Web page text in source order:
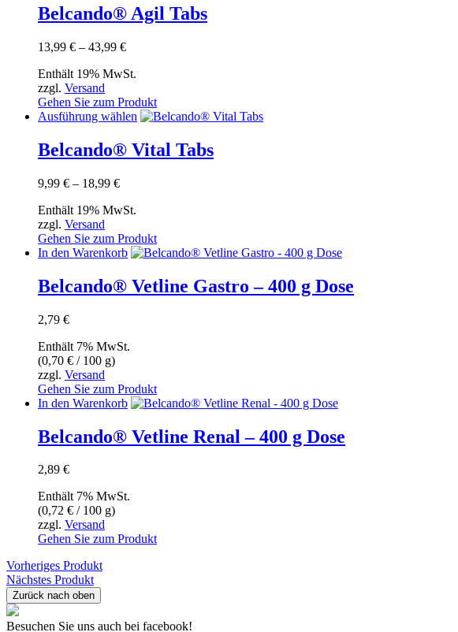
gewählt
werden
weist
mehrere
auf
der
gewählt
werden
Belcando® Agil Tabs
13,99 € – 43,99 €Preisspanne:
bis
Enthält 19% MwSt.
zzgl. Versand
Gehen Sie zum Produkt
Ausführung wählen Dieses
weist
mehrere
auf
der
gewählt
werden
Belcando® Vital Tabs
9,99 € – 18,99 €Preisspanne:
bis
Enthält 19% MwSt.
zzgl. Versand
Gehen Sie zum Produkt
In den Warenkorb
Belcando® Vetline Gastro – 400 g Dose
2,79 €
Enthält 7% MwSt.
(0,70 € / 100 g)
zzgl. Versand
Gehen Sie zum Produkt
In den Warenkorb
Belcando® Vetline Renal – 400 g Dose
2,89 €
Enthält 7% MwSt.
(0,72 € / 100 g)
zzgl. Versand
Gehen Sie zum Produkt
Vorheriges Produkt
Nächstes Produkt
Zurück nach oben
Besuchen Sie uns auch bei facebook!